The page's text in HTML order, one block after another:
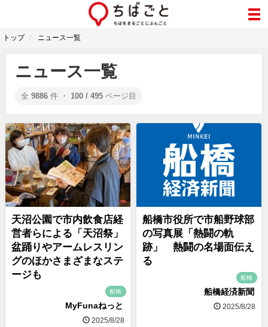
トップ ニュース一覧
ニュース一覧
全 9886 件 ・ 100 / 495 ページ目
天沼公園で市内飲食店経
営者らによる「天沼祭」
盆踊りやアームレスリン
グのほかさまざまなステ
ージも
船橋
MyFunaねっと
2025/8/28
船橋市役所で市船野球部
の写真展「熱闘の軌
跡」 熱闘の名場面伝え
る
船橋
船橋経済新聞
2025/8/28